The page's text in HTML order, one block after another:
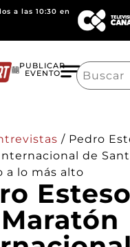
a las 10:30 en
PUBLICAR
EVENTO
Search
for:
/ Pedro
de
a lo más alto